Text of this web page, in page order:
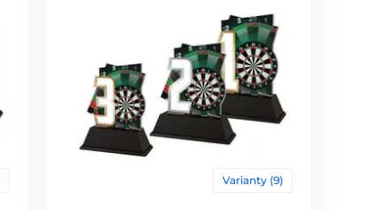
Varianty (9)